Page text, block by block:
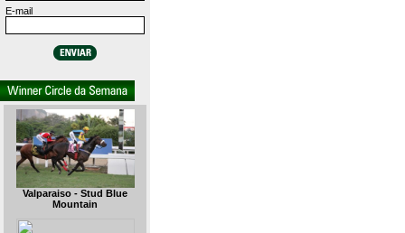
E-mail
Valparaiso - Stud Blue
Mountain